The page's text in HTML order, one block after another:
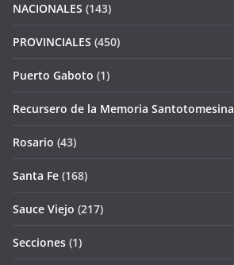
NACIONALES (143)
PROVINCIALES (450)
Puerto Gaboto (1)
Recursero de la Memoria Santotomesina
Rosario (43)
Santa Fe (168)
Sauce Viejo (217)
Secciones (1)